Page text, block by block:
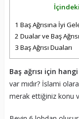
1 Baş Ağrısına İyi
2 Dualar ve Baş
3 Baş Ağrısı Duaları
Baş ağrısı için
var mıdır? İslami
merak ettiğiniz konu